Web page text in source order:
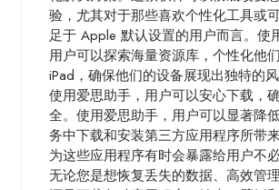
验，尤其对于那些喜欢个性化工具或
足于 Apple 默认设置的用户而言。使
用户可以探索海量资源库，个性化他
iPad，确保他们的设备展现出独特的风
使用爱思助手，用户可以安心下载，
全。使用爱思助手，用户可以显著降
务中下载和安装第三方应用程序所带
为这些应用程序有时会暴露给用户不必
无论您是想恢复丢失的数据、高效管